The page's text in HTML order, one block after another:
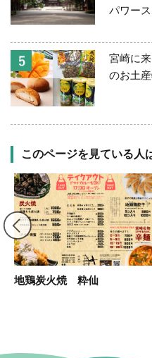
パワー
宮崎に
のお土
このページを見ている人
地鶏炭火焼 粋仙